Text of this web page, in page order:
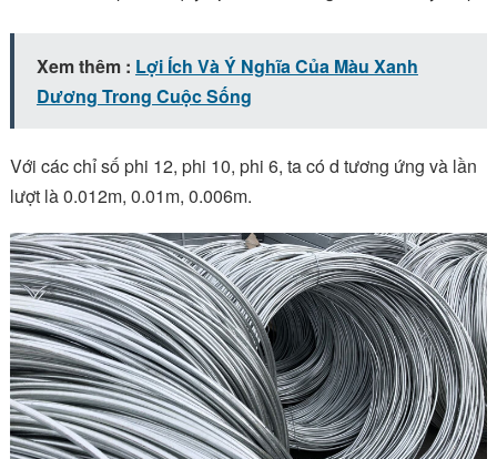
Xem thêm : Lợi Ích Và Ý Nghĩa Của Màu Xanh
Dương Trong Cuộc Sống
Với các chỉ số phi 12, phi 10, phi 6, ta có d tương ứng và lần
lượt là 0.012m, 0.01m, 0.006m.